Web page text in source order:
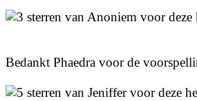
Bedankt Phaedra voor de